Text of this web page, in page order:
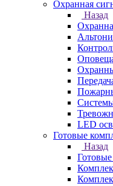
Охранная
Назад
LED
Готовые
Назад